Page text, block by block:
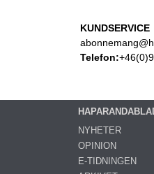
KUNDSERVICE
Telefon:
NYHETER
OPINION
E-TIDNINGEN